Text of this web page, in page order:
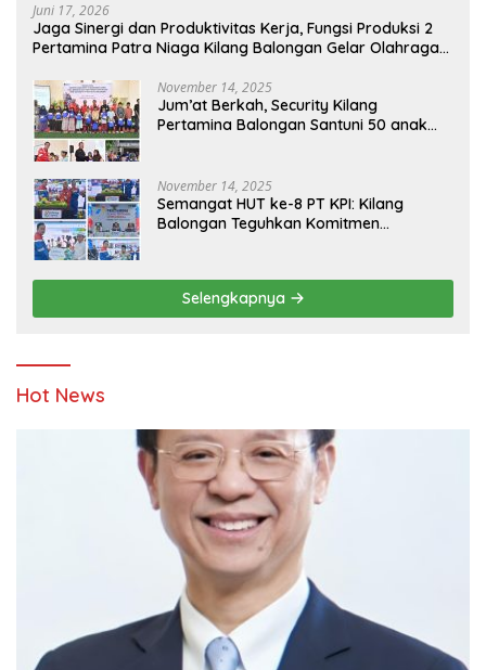
Juni 17, 2026
Jaga Sinergi dan Produktivitas Kerja, Fungsi Produksi 2
Pertamina Patra Niaga Kilang Balongan Gelar Olahraga
November 14, 2025
Jum’at Berkah, Security Kilang
Pertamina Balongan Santuni 50 anak
November 14, 2025
Semangat HUT ke-8 PT KPI: Kilang
Balongan Teguhkan Komitmen
Pendidikan
Selengkapnya
Hot News